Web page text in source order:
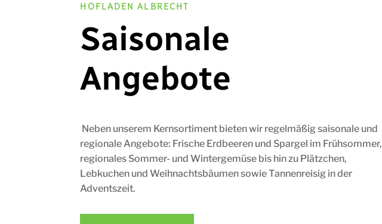
HOFLADEN ALBRECHT
Saisonale
Angebote
Neben unserem Kernsortiment bieten wir regelmäßig saisonale und
regionale Angebote: Frische Erdbeeren und Spargel im Frühsommer,
regionales Sommer- und Wintergemüse bis hin zu Plätzchen,
Lebkuchen und Weihnachtsbäumen sowie Tannenreisig in der
Adventszeit.